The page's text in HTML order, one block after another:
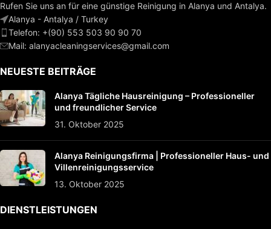
Rufen Sie uns an für eine günstige Reinigung in Alanya und Antalya.
Alanya - Antalya / Turkey
Telefon: +(90) 553 503 90 90 70
Mail: alanyacleaningservices@gmail.com
NEUESTE BEITRÄGE
Alanya Tägliche Hausreinigung – Professioneller
und freundlicher Service
31. Oktober 2025
Alanya Reinigungsfirma | Professioneller Haus- und
Villenreinigungsservice
13. Oktober 2025
DIENSTLEISTUNGEN